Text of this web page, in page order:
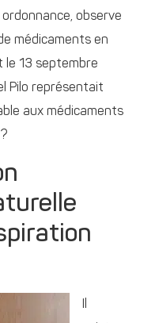
observe
médicaments en
le 13 septembre
Pilo représentait
aux médicaments